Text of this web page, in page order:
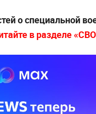
о специальной
в разделе